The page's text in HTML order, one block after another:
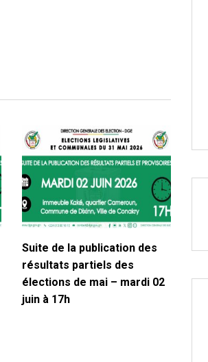
Suite de la publication des
résultats partiels des
élections de mai – mardi 02
juin à 17h